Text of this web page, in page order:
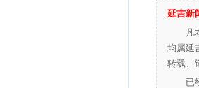
延吉新
凡
均属延
转载、
已